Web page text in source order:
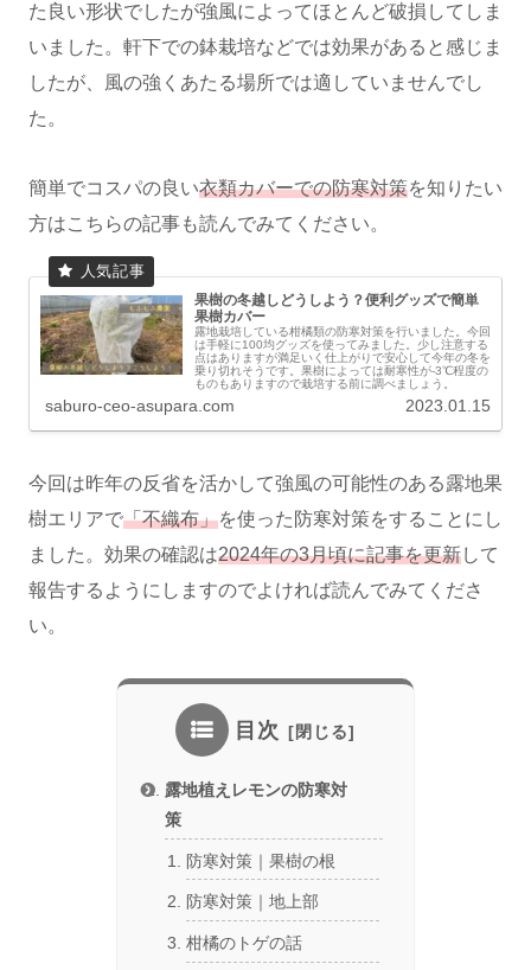
た良い形状でしたが強風によってほとんど破損してしま
いました。軒下での鉢栽培などでは効果があると感じま
したが、風の強くあたる場所では適していませんでし
た。
簡単でコスパの良い衣類カバーでの防寒対策を知りたい
方はこちらの記事も読んでみてください。
果樹の冬越しどうしよう？便利グッズで簡単
果樹カバー
露地栽培している柑橘類の防寒対策を行いました。今回
は手軽に100均グッズを使ってみました。少し注意する
点はありますが満足いく仕上がりで安心して今年の冬を
乗り切れそうです。果樹によっては耐寒性が-3℃程度の
ものもありますので栽培する前に調べましょう。
saburo-ceo-asupara.com 2023.01.15
今回は昨年の反省を活かして強風の可能性のある露地果
樹エリアで「不織布」を使った防寒対策をすることにし
ました。効果の確認は2024年の3月頃に記事を更新して
報告するようにしますのでよければ読んでみてくださ
い。
目次
露地植えレモンの防寒対
策
防寒対策｜果樹の根
防寒対策｜地上部
柑橘のトゲの話